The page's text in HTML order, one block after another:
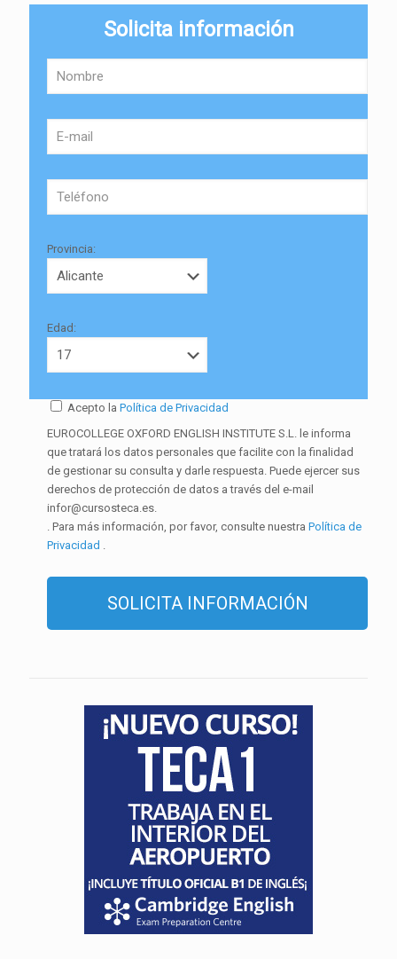
Solicita información
Provincia:
Edad:
Acepto la Política de Privacidad
EUROCOLLEGE OXFORD ENGLISH INSTITUTE S.L. le informa
que tratará los datos personales que facilite con la finalidad
de gestionar su consulta y darle respuesta. Puede ejercer sus
derechos de protección de datos a través del e-mail
infor@cursosteca.es.
. Para más información, por favor, consulte nuestra Política de
Privacidad .